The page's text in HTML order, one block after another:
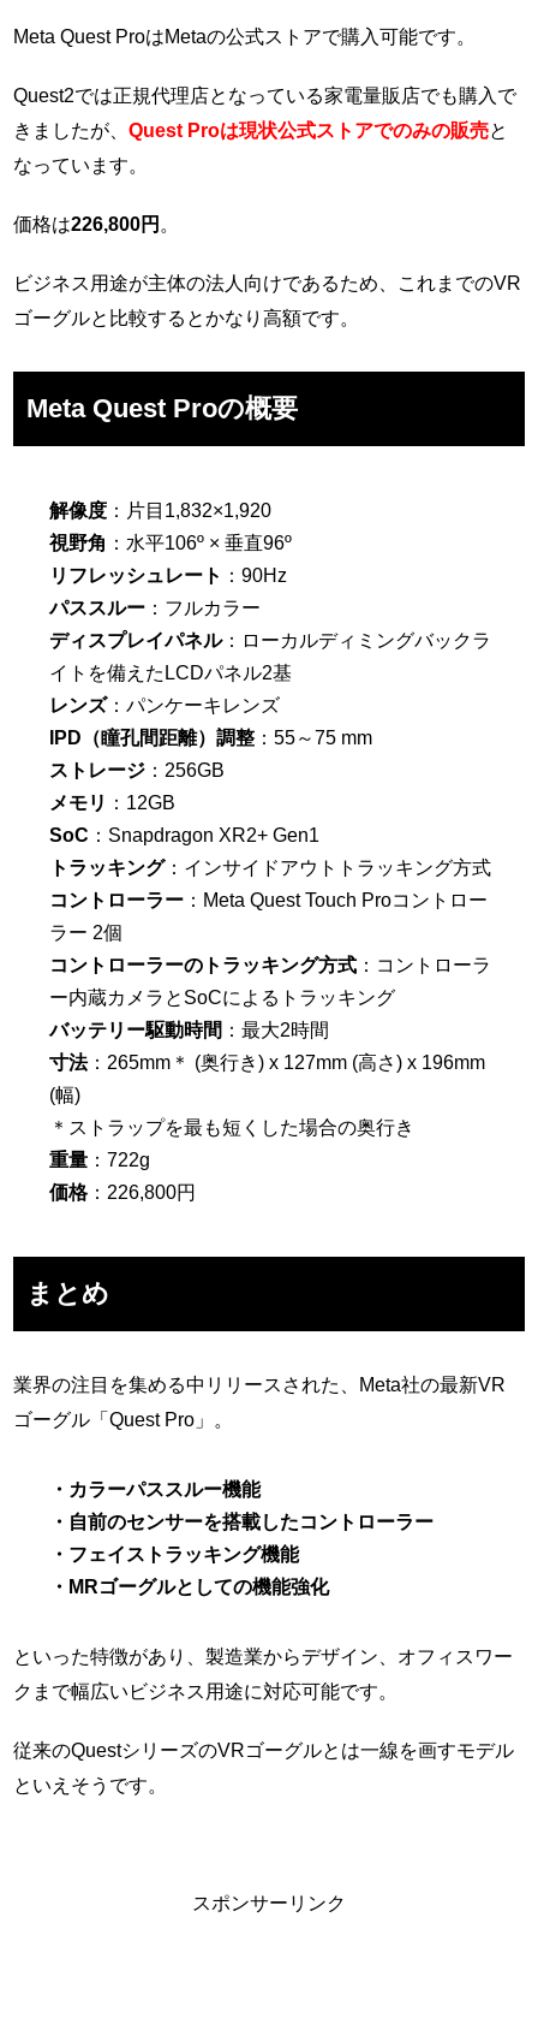
Meta Quest ProはMetaの公式ストアで購入可能です。
Quest2では正規代理店となっている家電量販店でも購入で
きましたが、Quest Proは現状公式ストアでのみの販売と
なっています。
価格は226,800円
ビジネス用途が主体の法人向けであるため、これまでのVR
ゴーグルと比較するとかなり高額です。
Meta Quest Proの概要
解像度 ：片目1,832×1,920
視野角 ：水平106º × 垂直96º
リフレッシュレート ：90Hz
パススルー ：フルカラー
ディスプレイパネル：ローカルディミングバックラ
イトを備えたLCDパネル2基
レンズ：パンケーキレンズ
IPD（瞳孔間距離）調整 ：55～75 mm
ストレージ ：256GB
メモリ ：12GB
SoC ：Snapdragon XR2+ Gen1
トラッキング：インサイドアウトトラッキング方式
コントローラー ：Meta Quest Touch Proコントロー
ラー 2個
コントローラーのトラッキング方式 ：コントローラ
ー内蔵カメラとSoCによるトラッキング
バッテリー駆動時間 ：最大2時間
寸法：265mm＊ (奥行き) x 127mm (高さ) x 196mm
(幅)
＊ストラップを最も短くした場合の奥行き
重量 ：722g
価格：226,800円
まとめ
業界の注目を集める中リリースされた、Meta社の最新VR
ゴーグル「Quest Pro」。
・カラーパススルー機能
・自前のセンサーを搭載したコントローラー
・フェイストラッキング機能
・MRゴーグルとしての機能強化
といった特徴があり、製造業からデザイン、オフィスワー
クまで幅広いビジネス用途に対応可能です。
従来のQuestシリーズのVRゴーグルとは一線を画すモデル
といえそうです。
スポンサーリンク